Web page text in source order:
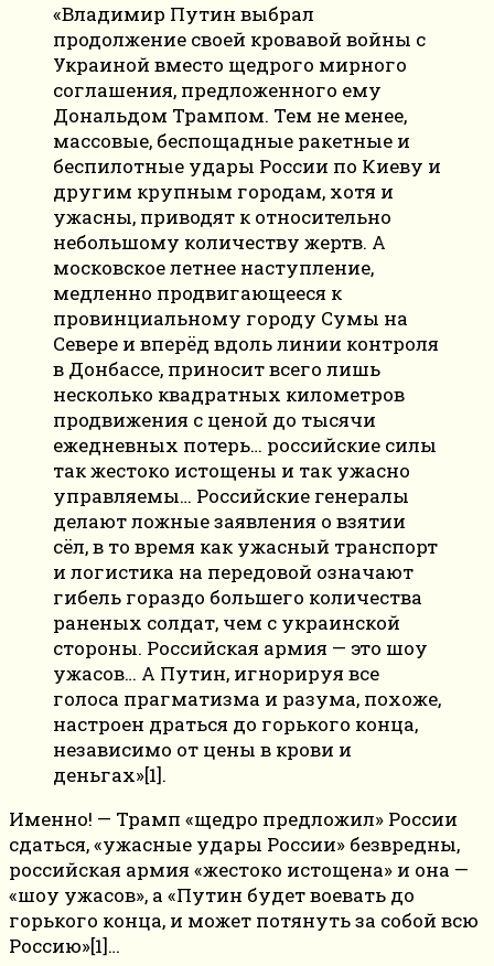
«Владимир Путин выбрал
продолжение своей кровавой войны с
Украиной вместо щедрого мирного
соглашения, предложенного ему
Дональдом Трампом. Тем не менее,
массовые, беспощадные ракетные и
беспилотные удары России по Киеву и
другим крупным городам, хотя и
ужасны, приводят к относительно
небольшому количеству жертв. А
московское летнее наступление,
медленно продвигающееся к
провинциальному городу Сумы на
Севере и вперёд вдоль линии контроля
в Донбассе, приносит всего лишь
несколько квадратных километров
продвижения с ценой до тысячи
ежедневных потерь… российские силы
так жестоко истощены и так ужасно
управляемы… Российские генералы
делают ложные заявления о взятии
сёл, в то время как ужасный транспорт
и логистика на передовой означают
гибель гораздо большего количества
раненых солдат, чем с украинской
стороны. Российская армия — это шоу
ужасов… А Путин, игнорируя все
голоса прагматизма и разума, похоже,
настроен драться до горького конца,
независимо от цены в крови и
деньгах»[1].
Именно! — Трамп «щедро предложил» России
сдаться, «ужасные удары России» безвредны,
российская армия «жестоко истощена» и она —
«шоу ужасов», а «Путин будет воевать до
горького конца, и может потянуть за собой всю
Россию»[1]…